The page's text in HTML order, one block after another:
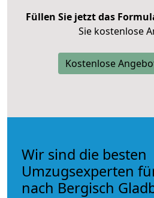
Füllen Sie jetzt das
Sie kostenlose
Kostenlose
Wir sind die besten
Umzugsexperten
nach Bergisch